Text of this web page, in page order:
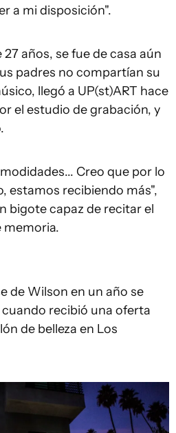
a mi disposición".
años, se fue de casa aún
padres no compartían su
llegó a UP(st)ART hace
el estudio de grabación, y
Creo que por lo
estamos recibiendo más",
bigote capaz de recitar el
memoria.
de Wilson en un año se
recibió una oferta
de belleza en Los